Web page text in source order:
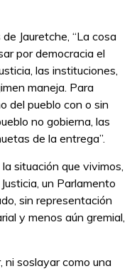
Jauretche, “La cosa
por democracia el
las instituciones,
maneja. Para
del pueblo con o sin
no gobierna, las
de la entrega”.
situación que vivimos,
un Parlamento
sin representación
y menos aún gremial,
ni soslayar como una